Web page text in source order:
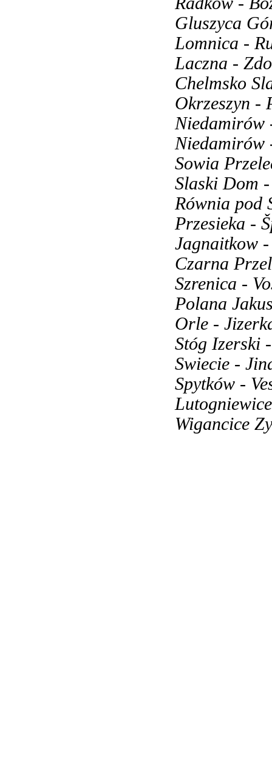
Gluszyca
Lomnica -
Laczna -
Chelmsko
Okrzeszyn -
Niedamirów
Niedamirów
Sowia
Slaski Dom
Równia pod
Przesieka -
Jagnaitkow
Czarna
Szrenica -
Polana
Orle -
Stóg Izerski
Swiecie -
Spytków -
Wigancice